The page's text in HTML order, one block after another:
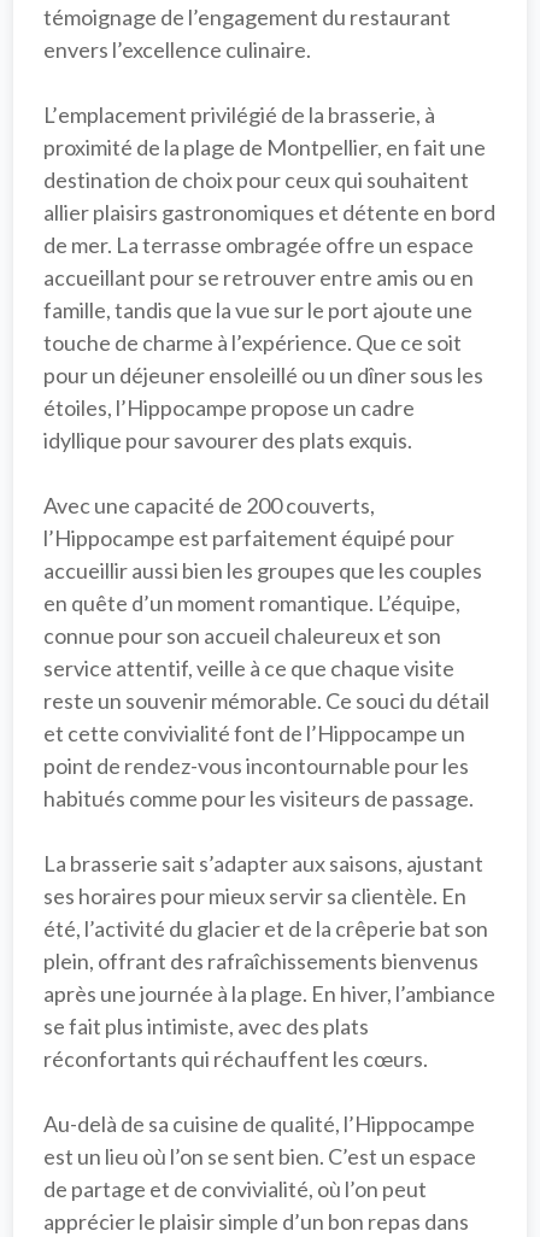
témoignage de l’engagement du restaurant
envers l’excellence culinaire.
L’emplacement privilégié de la brasserie, à
proximité de la plage de Montpellier, en fait une
destination de choix pour ceux qui souhaitent
allier plaisirs gastronomiques et détente en bord
de mer. La terrasse ombragée offre un espace
accueillant pour se retrouver entre amis ou en
famille, tandis que la vue sur le port ajoute une
touche de charme à l’expérience. Que ce soit
pour un déjeuner ensoleillé ou un dîner sous les
étoiles, l’Hippocampe propose un cadre
idyllique pour savourer des plats exquis.
Avec une capacité de 200 couverts,
l’Hippocampe est parfaitement équipé pour
accueillir aussi bien les groupes que les couples
en quête d’un moment romantique. L’équipe,
connue pour son accueil chaleureux et son
service attentif, veille à ce que chaque visite
reste un souvenir mémorable. Ce souci du détail
point de rendez-vous incontournable pour les
habitués comme pour les visiteurs de passage.
La brasserie sait s’adapter aux saisons, ajustant
ses horaires pour mieux servir sa clientèle. En
été, l’activité du glacier et de la crêperie bat son
plein, offrant des rafraîchissements bienvenus
après une journée à la plage. En hiver, l’ambiance
se fait plus intimiste, avec des plats
réconfortants qui réchauffent les cœurs.
Au-delà de sa cuisine de qualité, l’Hippocampe
est un lieu où l’on se sent bien. C’est un espace
de partage et de convivialité, où l’on peut
apprécier le plaisir simple d’un bon repas dans